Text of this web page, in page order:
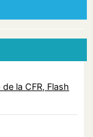
la CFR, Flash